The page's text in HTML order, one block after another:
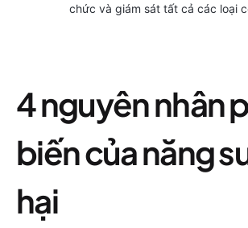
chức và giám sát tất cả các loại
4 nguyên nhân
biến của năng
hại